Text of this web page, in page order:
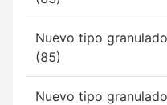
Nuevo tipo
(85)
Nuevo tipo